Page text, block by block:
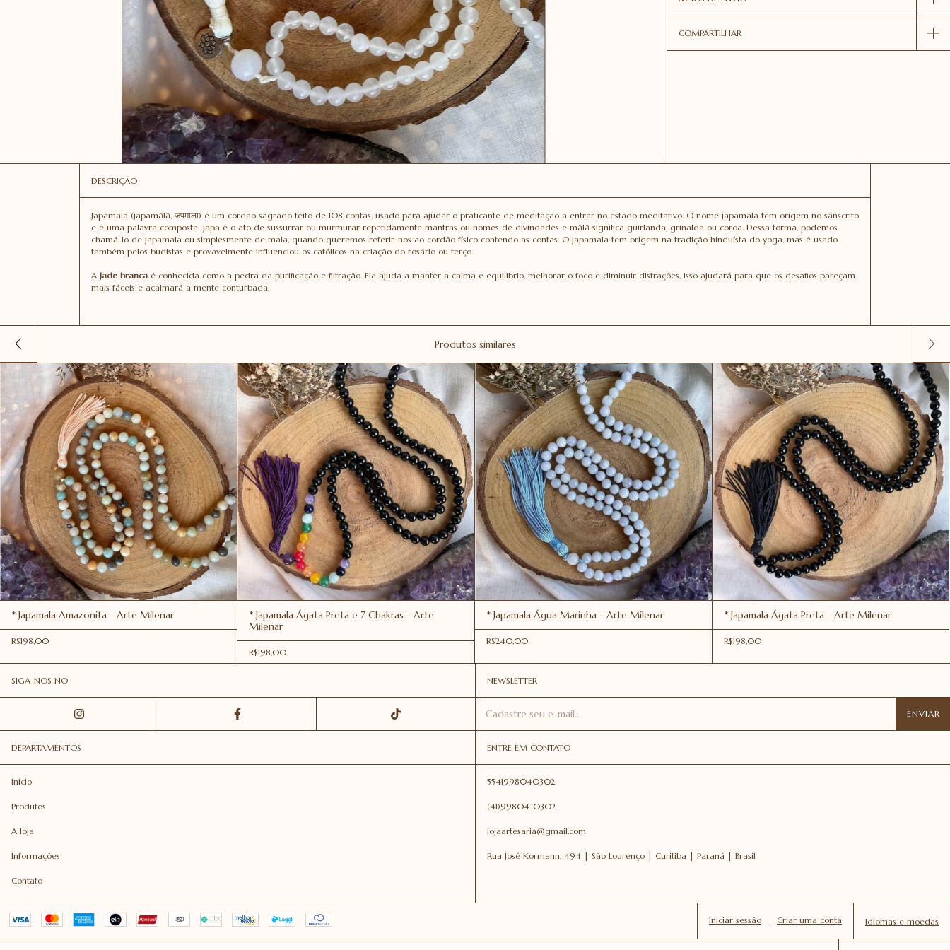
COMPARTILHAR
DESCRIÇÃO
Japamala (japamālā, जपमाला) é um cordão sagrado feito de 108 contas, usado para ajudar o praticante de meditação a entrar no estado meditativo. O nome japamala tem origem no sânscrito
e é uma palavra composta: japa é o ato de sussurrar ou murmurar repetidamente mantras ou nomes de divindades e mālā significa guirlanda, grinalda ou coroa. Dessa forma, podemos
chamá-lo de japamala ou simplesmente de mala, quando queremos referir-nos ao cordão físico contendo as contas. O japamala tem origem na tradição hinduísta do yoga, mas é usado
também pelos budistas e provavelmente influenciou os católicos na criação do rosário ou terço.
A Jade branca é conhecida como a pedra da purificação e filtração. Ela ajuda a manter a calma e equilíbrio, melhorar o foco e diminuir distrações, isso ajudará para que os desafios pareçam
mais fáceis e acalmará a mente conturbada.
Produtos similares
* Japamala Amazonita - Arte Milenar
R$198,00
* Japamala Ágata Preta e 7 Chakras - Arte
Milenar
R$198,00
* Japamala Água Marinha - Arte Milenar
R$240,00
* Japamala Ágata Preta - Arte Milenar
R$198,00
SIGA-NOS NO NEWSLETTER
DEPARTAMENTOS
Início
Produtos
A loja
Informações
Contato
ENTRE EM CONTATO
5541998040302
(41)99804-0302
lojaartesaria@gmail.com
Rua José Kormann, 494 | São Lourenço | Curitiba | Paraná | Brasil
Iniciar sessão - Criar uma conta Idiomas e moedas